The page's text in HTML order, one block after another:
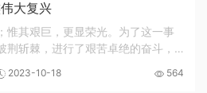
大复兴
惟其艰巨，更显荣光。为了这一事
荆斩棘，进行了艰苦卓绝的奋斗，
动精神推进马克思...
2023-10-18 564